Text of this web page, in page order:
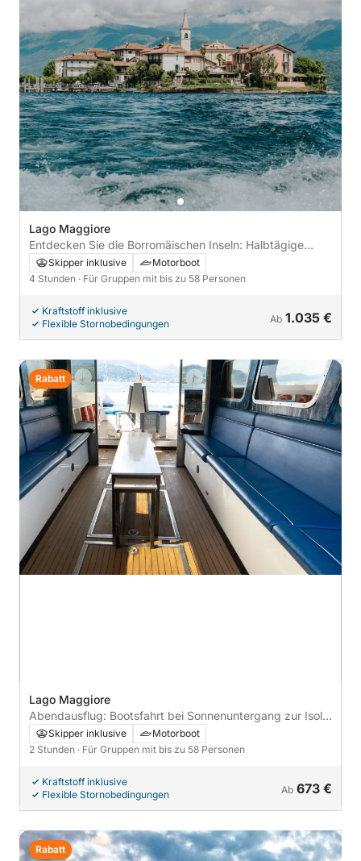
Lago Maggiore
Entdecken Sie die Borromäischen Inseln: Halbtägige
Kreuzfahrt und Inselhopping-Abenteuer
Skipper inklusive
Motorboot
4 Stunden · Für Gruppen mit bis zu 58 Personen
Kraftstoff inklusive
Flexible Stornobedingungen
Ab 1.035 €
Lago Maggiore
Abendausflug: Bootsfahrt bei Sonnenuntergang zur Isola
Bella, Pescatori und Madre
Skipper inklusive
Motorboot
2 Stunden · Für Gruppen mit bis zu 58 Personen
Kraftstoff inklusive
Flexible Stornobedingungen
Ab 673 €
Rabatt
Rabatt